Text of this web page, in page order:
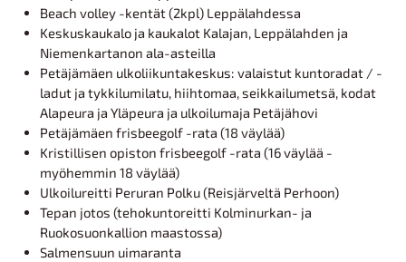
Beach volley -kentät (2kpl) Leppälahdessa
Keskuskaukalo ja kaukalot Kalajan, Leppälahden ja
Niemenkartanon ala-asteilla
Petäjämäen ulkoliikuntakeskus: valaistut kuntoradat / -
ladut ja tykkilumilatu, hiihtomaa, seikkailumetsä, kodat
Alapeura ja Yläpeura ja ulkoilumaja Petäjähovi
Petäjämäen frisbeegolf -rata (18 väylää)
Kristillisen opiston frisbeegolf -rata (16 väylää -
myöhemmin 18 väylää)
Ulkoilureitti Peruran Polku (Reisjärveltä Perhoon)
Tepan jotos (tehokuntoreitti Kolminurkan- ja
Ruokosuonkallion maastossa)
Salmensuun uimaranta